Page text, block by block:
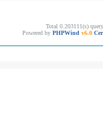
Total 0.203111(s)
Powered by PHPWind v6.0